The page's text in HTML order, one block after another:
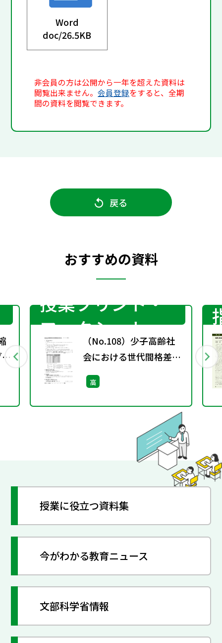
Word
doc/26.5KB
非会員の方は公開から一年を超えた資料は
閲覧出来ません。会員登録をすると、全期
間の資料を閲覧できます。
戻る
おすすめの資料
授業プリント・
ワークシート
（No.108）少子高齢社
会における世代間格差を
どうするか？［サブ・ノ
ート］
高
授業に役立つ資料集
今がわかる教育ニュース
文部科学省情報